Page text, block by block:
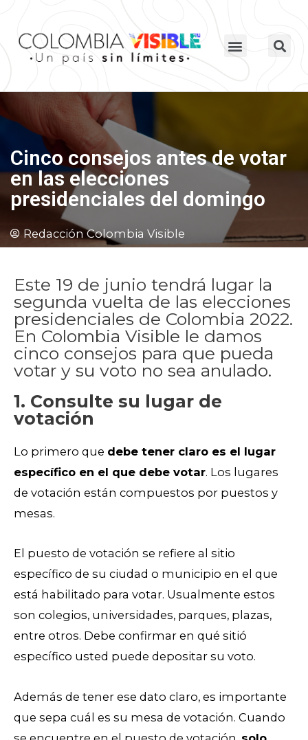
Cinco consejos antes de votar
en las elecciones
presidenciales del domingo
Redacción Colombia Visible
Este 19 de junio tendrá lugar la
segunda vuelta de las elecciones
presidenciales de Colombia 2022.
En Colombia Visible le damos
cinco consejos para que pueda
votar y su voto no sea anulado.
1. Consulte su lugar de
votación
Lo primero que debe tener claro es el lugar
específico en el que debe votar. Los lugares
de votación están compuestos por puestos y
mesas.
El puesto de votación se refiere al sitio
específico de su ciudad o municipio en el que
está habilitado para votar. Usualmente estos
son colegios, universidades, parques, plazas,
entre otros. Debe confirmar en qué sitió
específico usted puede depositar su voto.
Además de tener ese dato claro, es importante
que sepa cuál es su mesa de votación. Cuando